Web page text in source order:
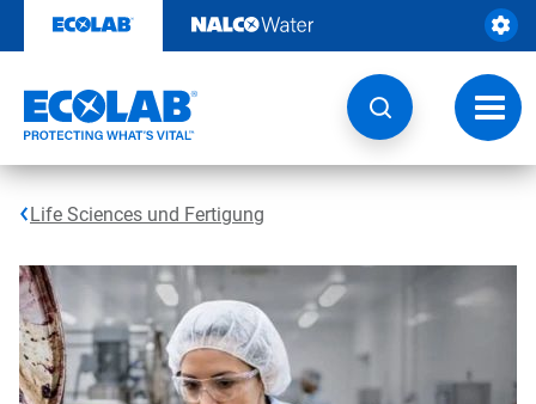
Inhalt
Life Sciences und Fertigung